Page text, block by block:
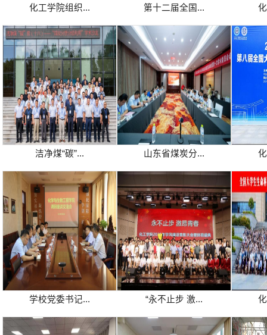
化工学院组织... 第十二届全国...
洁净煤“碳”... 山东省煤炭分...
学校党委书记... “永不止步 激...